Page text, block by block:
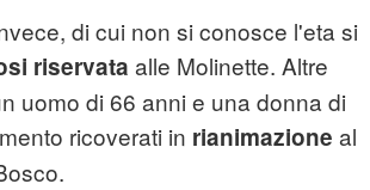
di cui non si conosce l'eta si
riservata alle Molinette. Altre
uomo di 66 anni e una donna di
ricoverati in rianimazione al